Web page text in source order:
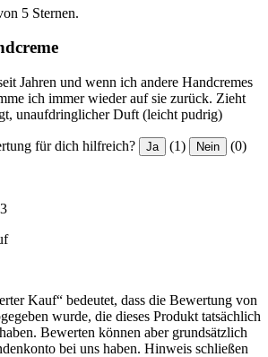
5 Sternen.
Jahren und wenn ich andere Handcremes
ich immer wieder auf sie zurück. Zieht
unaufdringlicher Duft (leicht pudrig)
für dich hilfreich? Ja (1) Nein (0)
Kauf“ bedeutet, dass die Bewertung von
wurde, die dieses Produkt tatsächlich
Bewerten können aber grundsätzlich
bei uns haben. Hinweis schließen